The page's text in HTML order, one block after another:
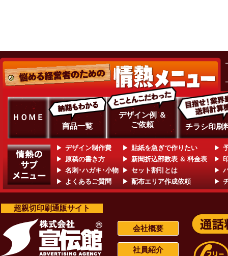
ＨＯＭＥ
商品一覧
デザイン例 ＆
ご依頼
チラシ印刷
デザイン制作費 貼紙を急ぎで作りたい
原稿の書き方
新聞折込部数表 ＆ 料金表
名刺･ハガキ･小物
セット割引とは
よくあるご質問
配布エリア作成依頼
超親切印刷通販サイト
会社概要
社員紹介